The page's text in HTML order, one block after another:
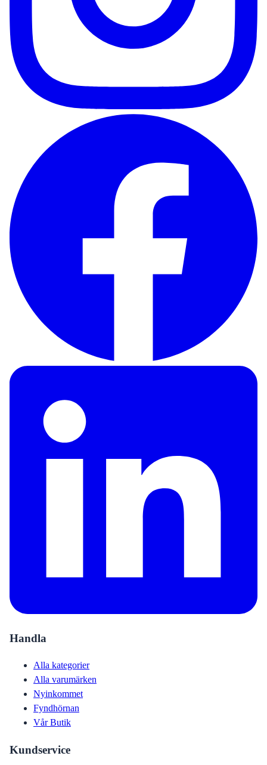
Handla
Alla kategorier
Alla varumärken
Nyinkommet
Fyndhörnan
Vår Butik
Kundservice